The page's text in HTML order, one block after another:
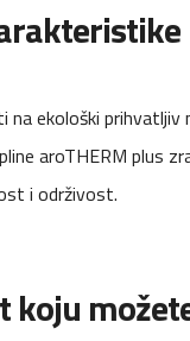
na ekološki
aroTHERM plus
i održivost.
koju